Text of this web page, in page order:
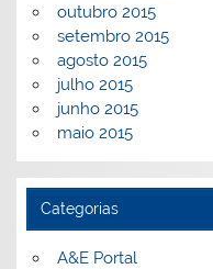
outubro 2015
setembro 2015
agosto 2015
julho 2015
junho 2015
maio 2015
Categorias
A&E Portal